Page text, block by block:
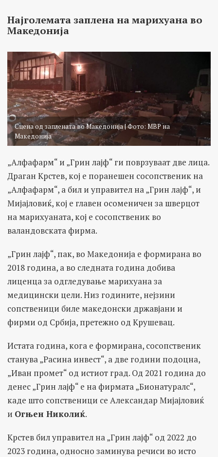
Најголемата заплена на марихуана во
Македонија
Сцена од заплената во Македонија | Фото: МВР на
Македонија
„Алфафарм“ и „Грин лајф“ ги поврзуваат две лица.
Драган Крстев, кој е поранешен сосопственик на
„Алфафарм“, а бил и управител на „Грин лајф“, и
Мијајловиќ, кој е главен осоменичен за шверцот
на марихуаната, кој е сосопственик во
валандовската фирма.
„Грин лајф“, пак, во Македонија е формирана во
2018 година, а во следната година добива
лиценца за одгледување марихуана за
медицински цели. Низ годините, нејзини
сопственици биле македонски државјани и
фирми од Србија, претежно од Крушевац.
Истата година, кога е формирана, сосопственик
станува „Расина инвест“, а две години подоцна,
„Иван промет“ од истиот град. Од 2021 година до
денес „Грин лајф“ е на фирмата „Бионатуралс“,
каде што сопственици се Александар Мијајловиќ
и Огњен Николиќ.
Крстев бил управител на „Грин лајф“ од 2022 до
2023 година, односно заминува речиси во исто